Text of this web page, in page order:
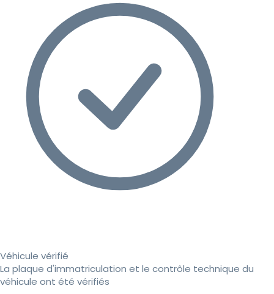
Véhicule vérifié
La plaque d'immatriculation et le contrôle technique du
véhicule ont été vérifiés